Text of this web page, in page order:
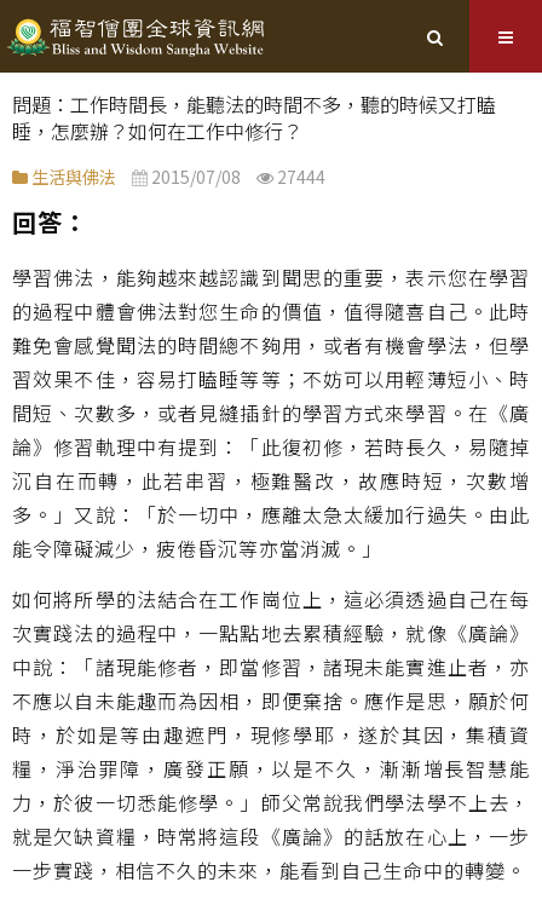
問題：工作時間長，能聽法的時間不多，聽的時候又打瞌
睡，怎麼辦？如何在工作中修行？
生活與佛法 2015/07/08 27444
回答：
學習佛法，能夠越來越認識到聞思的重要，表示您在學習
的過程中體會佛法對您生命的價值，值得隨喜自己。此時
難免會感覺聞法的時間總不夠用，或者有機會學法，但學
習效果不佳，容易打瞌睡等等；不妨可以用輕薄短小、時
間短、次數多，或者見縫插針的學習方式來學習。在《廣
論》修習軌理中有提到：「此復初修，若時長久，易隨掉
沉自在而轉，此若串習，極難醫改，故應時短，次數增
多。」又說：「於一切中，應離太急太緩加行過失。由此
能令障礙減少，疲倦昏沉等亦當消滅。」
如何將所學的法結合在工作崗位上，這必須透過自己在每
次實踐法的過程中，一點點地去累積經驗，就像《廣論》
中說：「諸現能修者，即當修習，諸現未能實進止者，亦
不應以自未能趣而為因相，即便棄捨。應作是思，願於何
時，於如是等由趣遮門，現修學耶，遂於其因，集積資
糧，淨治罪障，廣發正願，以是不久，漸漸增長智慧能
力，於彼一切悉能修學。」師父常說我們學法學不上去，
就是欠缺資糧，時常將這段《廣論》的話放在心上，一步
一步實踐，相信不久的未來，能看到自己生命中的轉變。